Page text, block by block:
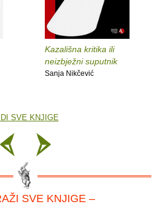
Kazališna kritika ili
neizbježni suputnik
Sanja Nikčević
SVE KNJIGE
SVE KNJIGE –